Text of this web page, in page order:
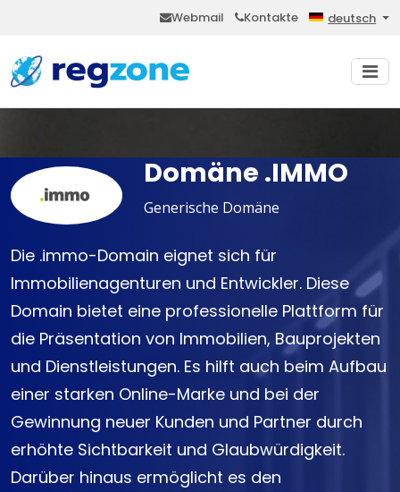
Webmail Kontakte deutsch
Domäne .IMMO
Generische Domäne
Die .immo-Domain eignet sich für
Immobilienagenturen und Entwickler. Diese
Domain bietet eine professionelle Plattform für
die Präsentation von Immobilien, Bauprojekten
und Dienstleistungen. Es hilft auch beim Aufbau
einer starken Online-Marke und bei der
Gewinnung neuer Kunden und Partner durch
erhöhte Sichtbarkeit und Glaubwürdigkeit.
Darüber hinaus ermöglicht es den